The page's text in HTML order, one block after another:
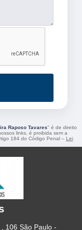
Raposo Tavares" é de direito
links, é proibida sem a
184 do Código Penal – Lei
106 São Paulo -